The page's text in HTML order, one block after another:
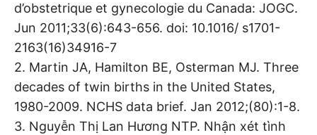
d’obstetrique et gynecologie du Canada: JOGC.
Jun 2011;33(6):643-656. doi: 10.1016/ s1701-
2163(16)34916-7
2. Martin JA, Hamilton BE, Osterman MJ. Three
decades of twin births in the United States,
1980-2009. NCHS data brief. Jan 2012;(80):1-8.
3. Nguyễn Thị Lan Hương NTP. Nhận xét tình